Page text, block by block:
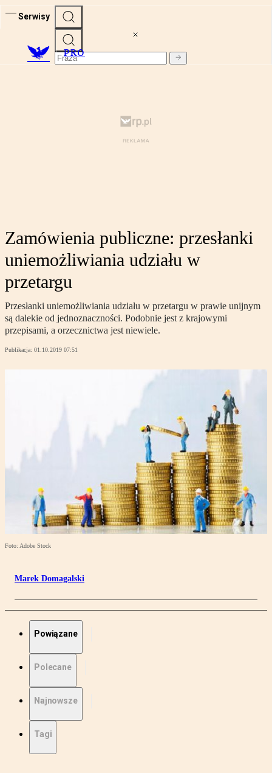
Serwisy
PRO
Zamówienia publiczne: przesłanki
uniemożliwiania udziału w
przetargu
Przesłanki uniemożliwiania udziału w przetargu w prawie unijnym
są dalekie od jednoznaczności. Podobnie jest z krajowymi
przepisami, a orzecznictwa jest niewiele.
Publikacja: 01.10.2019 07:51
Foto: Adobe Stock
Marek Domagalski
Powiązane
Polecane
Najnowsze
Tagi